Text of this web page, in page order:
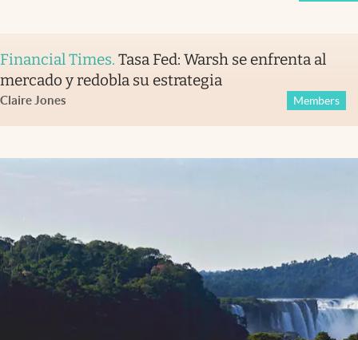
Financial Times. Tasa Fed: Warsh se enfrenta al
mercado y redobla su estrategia
Claire Jones Members